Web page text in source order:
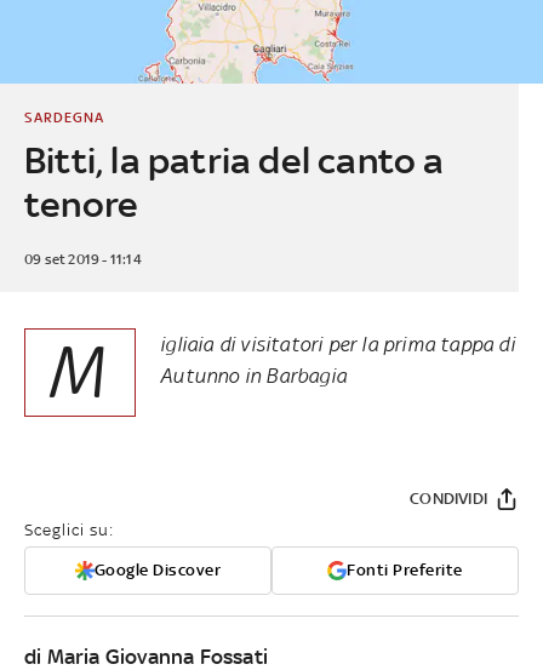
Bitti, la patria del canto a
tenore
SARDEGNA
09 set 2019 - 11:14
M
igliaia di visitatori per la prima tappa di
Autunno in Barbagia
Sceglici su:
Google Discover Fonti Preferite
CONDIVIDI
di Maria Giovanna Fossati